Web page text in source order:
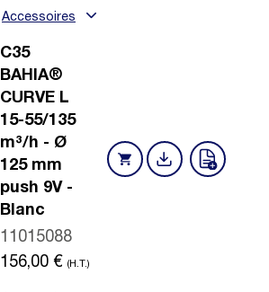
Accessoires
C35
BAHIA®
CURVE L
15-55/135
m³/h - Ø
125 mm
push 9V -
Blanc
11015088
156,00 € (H.T.)